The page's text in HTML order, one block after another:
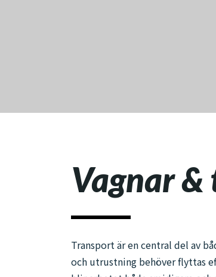
Vagnar
Transport är en central del av
och utrustning behöver flyttas